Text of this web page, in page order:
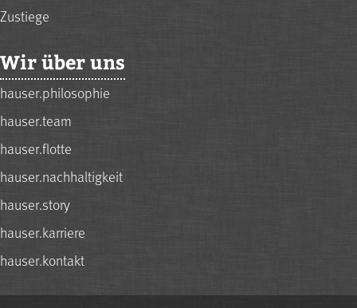
Zustiege
Wir über uns
hauser.philosophie
hauser.team
hauser.flotte
hauser.nachhaltigkeit
hauser.story
hauser.karriere
hauser.kontakt